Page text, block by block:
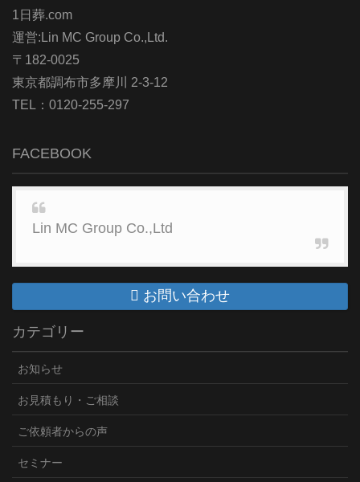
1日葬.com
運営:Lin MC Group Co.,Ltd.
〒182-0025
東京都調布市多摩川 2-3-12
TEL：0120-255-297
FACEBOOK
Lin MC Group Co.,Ltd
お問い合わせ
カテゴリー
お知らせ
お見積もり・ご相談
ご依頼者からの声
セミナー